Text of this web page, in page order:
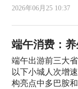
2026年06月25 10:37
端午消费：
端午出游前三大
以下小城人次增
构亮点中多巴胺